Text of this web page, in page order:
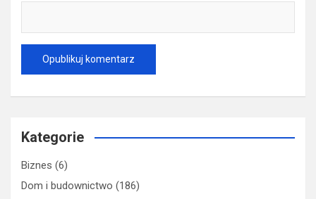
Kategorie
Biznes (6)
Dom i budownictwo (186)